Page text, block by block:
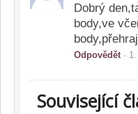
Dobrý
body,ve
Odpovědět· 1.
Související